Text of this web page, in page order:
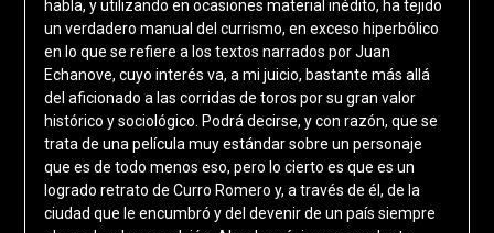
habla, y utilizando en ocasiones material inédito, ha tejido
un verdadero manual del currismo, en exceso hiperbólico
en lo que se refiere a los textos narrados por Juan
Echanove, cuyo interés va, a mi juicio, bastante más allá
del aficionado a las corridas de toros por su gran valor
histórico y sociológico. Podrá decirse, y con razón, que se
trata de una película muy estándar sobre un personaje
que es de todo menos eso, pero lo cierto es que es un
logrado retrato de Curro Romero y, a través de él, de la
ciudad que le encumbró y del devenir de un país siempre